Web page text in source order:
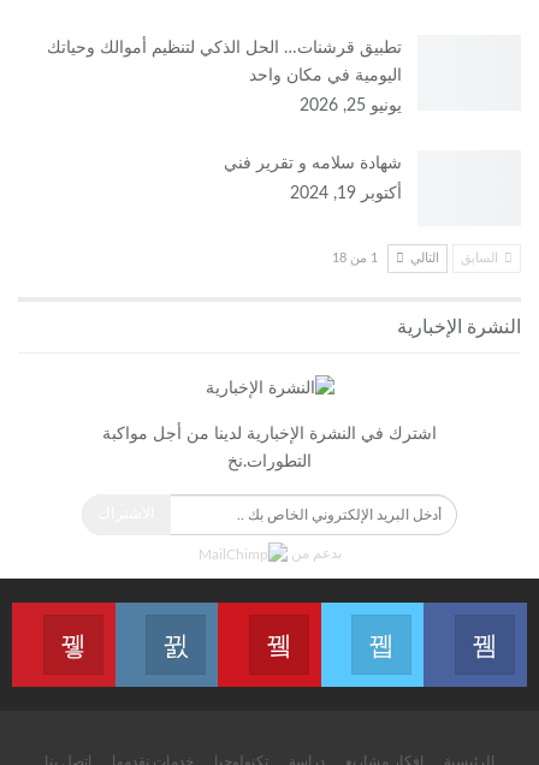
تطبيق قرشنات… الحل الذكي لتنظيم أموالك وحياتك
اليومية في مكان واحد
يونيو 25, 2026
شهادة سلامه و تقرير فني
أكتوبر 19, 2024
السابق التالي 1 من 18
النشرة الإخبارية
اشترك في النشرة الإخبارية لدينا من أجل مواكبة
التطورات.نخ
بدعم من
الرئيسية افكار مشاريع دراسة تكنولوجيا خدمات نقدمها إتصل بنا